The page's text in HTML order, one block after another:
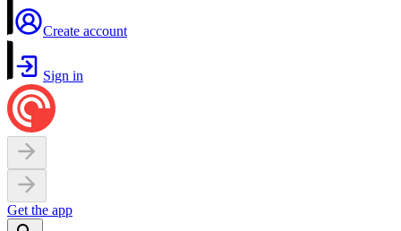
Create account
Sign in
Get the app